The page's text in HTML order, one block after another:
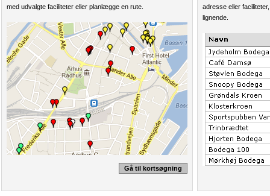
med udvalgte faciliteter eller planlægge en rute.
adresse eller
lignende.